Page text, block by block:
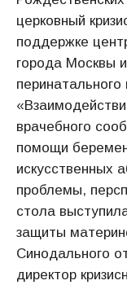
церковный
поддержке
города Москвы
врачебного
помощи
искусственных
проблемы,
стола
защиты
Синодального
директор